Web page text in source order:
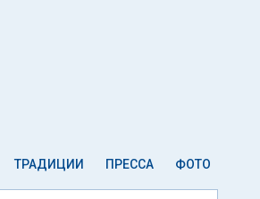
ТРАДИЦИИ ПРЕССА ФОТО